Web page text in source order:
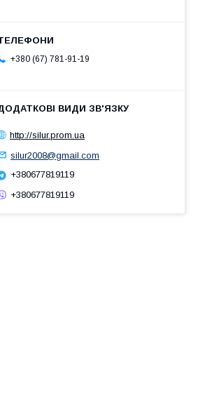
+380 (67) 781-91-19
http://silur.prom.ua
silur2008@gmail.com
+380677819119
+380677819119